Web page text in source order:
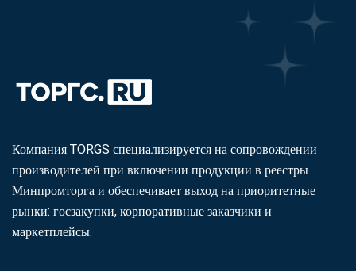
Компания TORGS специализируется на сопровождении
производителей при включении продукции в реестры
Минпромторга и обеспечивает выход на приоритетные
рынки: госзакупки, корпоративные заказчики и
маркетплейсы.